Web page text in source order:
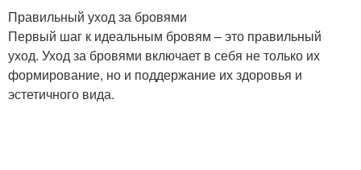
Правильный уход за бровями
Первый шаг к идеальным бровям – это правильный
уход. Уход за бровями включает в себя не только их
формирование, но и поддержание их здоровья и
эстетичного вида.